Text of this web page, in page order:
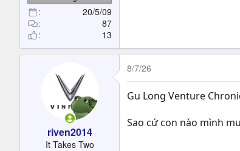
20/5/09
87
13
riven2014
It Takes Two
8/7/26
Gu Long Venture
Sao cứ con nào mình